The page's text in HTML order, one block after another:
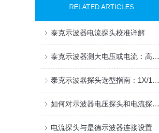
RELATED ARTICLES
泰克示波器电流探头校准详解
泰克示波器测大电压或电流：高压差分探头与电流探头选配指南
泰克示波器探头选型指南：1X/10X、差分与电流探头的应用解析
如何对示波器电压探头和电流探头进行偏移校正？
电流探头与是德示波器连接设置